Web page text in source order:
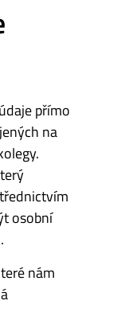
přímo
na
osobní
nám